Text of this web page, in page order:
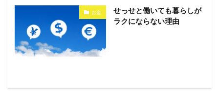
お金
せっせと働いても暮らしが
ラクにならない理由